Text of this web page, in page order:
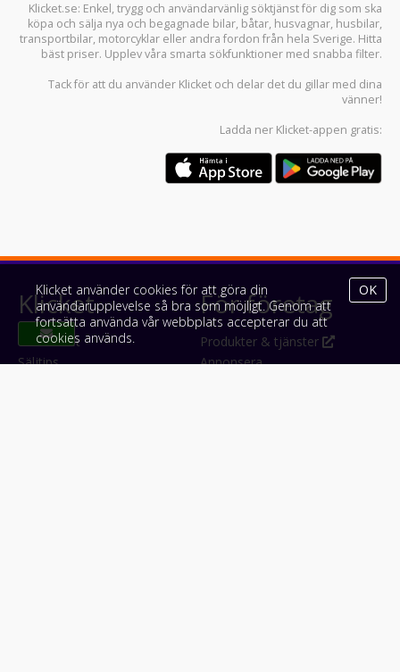
Klicket.se: Enkel, trygg och användarvänlig söktjänst för dig som ska
köpa och sälja nya och begagnade bilar, båtar, husvagnar, husbilar,
transportbilar, motorcyklar eller andra fordon från hela Sverige. Hitta
bäst priser. Upplev våra smarta sökfunktioner med snabba filter.
Tack för att du använder Klicket och delar det du gillar med dina
vänner!
Ladda ner Klicket-appen gratis:
Klicket
Om Klicket
Säljtips
För företag
Produkter & tjänster
Annonsera
Klicket använder cookies för att göra din
användarupplevelse så bra som möjligt. Genom att
fortsätta använda vår webbplats accepterar du att
cookies används.
OK